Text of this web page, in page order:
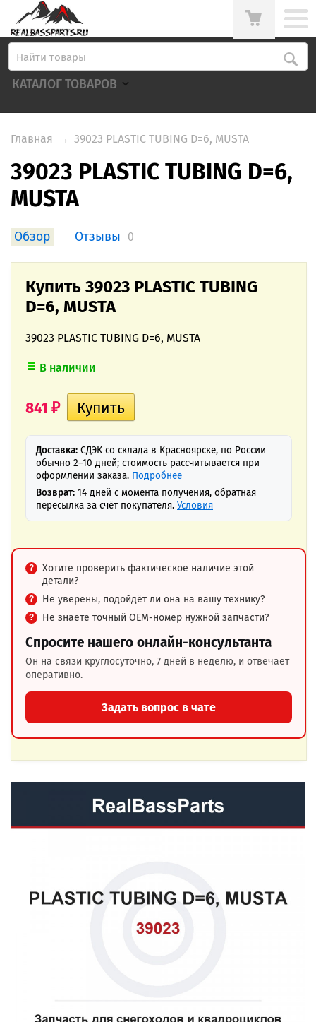
КАТАЛОГ ТОВАРОВ
Главная → 39023 PLASTIC TUBING D=6, MUSTA
39023 PLASTIC TUBING D=6,
MUSTA
Обзор Отзывы 0
Купить 39023 PLASTIC TUBING
D=6, MUSTA
39023 PLASTIC TUBING D=6, MUSTA
В наличии
841 ₽
Доставка: СДЭК со склада в Красноярске, по России
обычно 2–10 дней; стоимость рассчитывается при
оформлении заказа. Подробнее
Возврат: 14 дней с момента получения, обратная
пересылка за счёт покупателя. Условия
Хотите проверить фактическое наличие этой
детали?
Не уверены, подойдёт ли она на вашу технику?
Не знаете точный OEM-номер нужной запчасти?
Спросите нашего онлайн-консультанта
Он на связи круглосуточно, 7 дней в неделю, и отвечает
оперативно.
Задать вопрос в чате